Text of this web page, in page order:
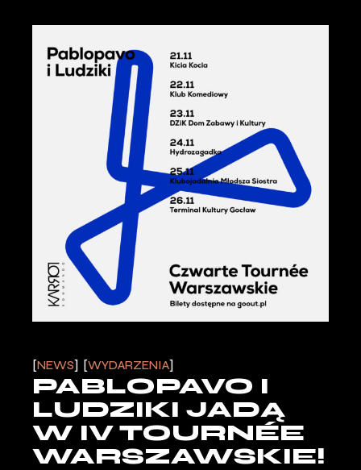
NEWS WYDARZENIA
PABLOPAVO I
LUDZIKI JADĄ
W IV TOURNÉE
WARSZAWSKIE!